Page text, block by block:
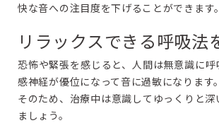
快な音への注目度を下げることができます。
リラックスできる呼吸法
恐怖や緊張を感じると、人間は無意識に呼
感神経が優位になって音に過敏になります。
そのため、治療中は意識してゆっくりと深
ましょう。